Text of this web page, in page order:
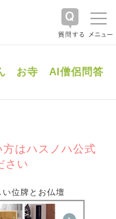
お寺 AI僧侶問答
はハスノハ公式
さい
い位牌とお仏壇